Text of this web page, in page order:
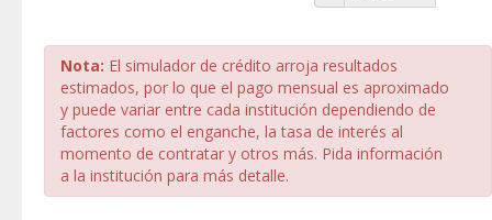
Nota: El simulador de crédito arroja resultados
estimados, por lo que el pago mensual es aproximado
y puede variar entre cada institución dependiendo de
factores como el enganche, la tasa de interés al
momento de contratar y otros más. Pida información
a la institución para más detalle.